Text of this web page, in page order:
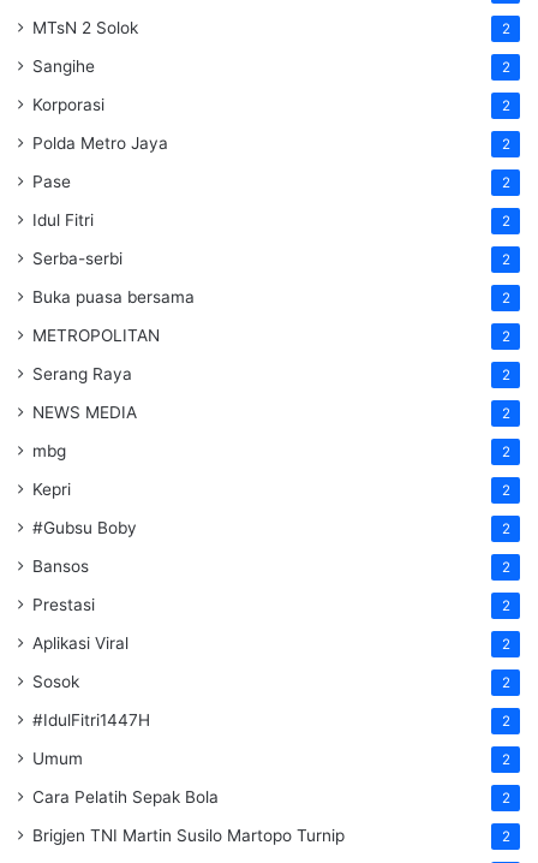
MTsN 2 Solok 2
Sangihe 2
Korporasi 2
Polda Metro Jaya 2
Pase 2
Idul Fitri 2
Serba-serbi 2
Buka puasa bersama 2
METROPOLITAN 2
Serang Raya 2
NEWS MEDIA 2
mbg 2
Kepri 2
#Gubsu Boby 2
Bansos 2
Prestasi 2
Aplikasi Viral 2
Sosok 2
#IdulFitri1447H 2
Umum 2
Cara Pelatih Sepak Bola 2
Brigjen TNI Martin Susilo Martopo Turnip 2